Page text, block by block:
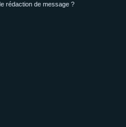
rédaction de message ?